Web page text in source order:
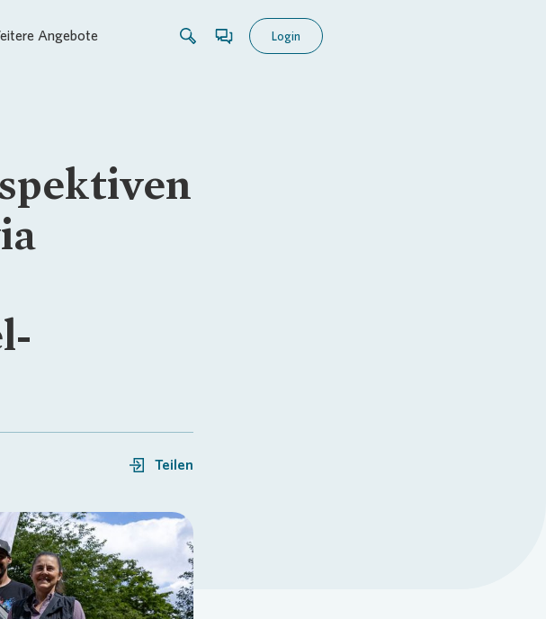
Angebote Login
Teilen